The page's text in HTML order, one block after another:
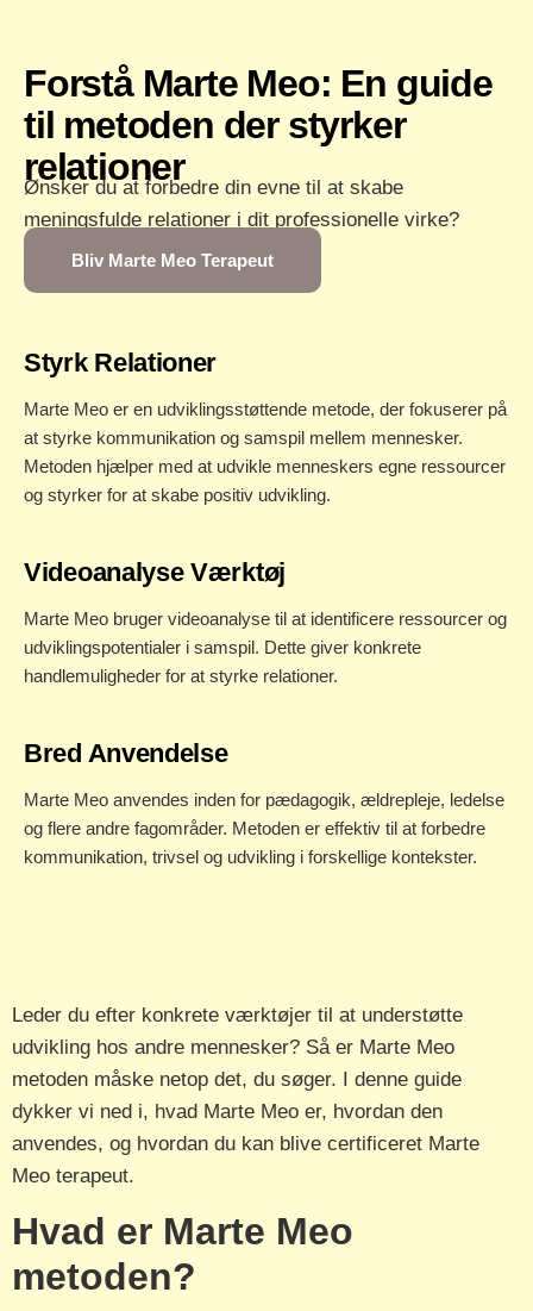
Forstå Marte Meo: En guide
til metoden der styrker
relationer
Ønsker du at forbedre din evne til at skabe
meningsfulde relationer i dit professionelle virke?
Bliv Marte Meo Terapeut
Styrk Relationer
Marte Meo er en udviklingsstøttende metode, der fokuserer på
at styrke kommunikation og samspil mellem mennesker.
Metoden hjælper med at udvikle menneskers egne ressourcer
og styrker for at skabe positiv udvikling.
Videoanalyse Værktøj
Marte Meo bruger videoanalyse til at identificere ressourcer og
udviklingspotentialer i samspil. Dette giver konkrete
handlemuligheder for at styrke relationer.
Bred Anvendelse
Marte Meo anvendes inden for pædagogik, ældrepleje, ledelse
og flere andre fagområder. Metoden er effektiv til at forbedre
kommunikation, trivsel og udvikling i forskellige kontekster.
Leder du efter konkrete værktøjer til at understøtte
udvikling hos andre mennesker? Så er Marte Meo
metoden måske netop det, du søger. I denne guide
dykker vi ned i, hvad Marte Meo er, hvordan den
anvendes, og hvordan du kan blive certificeret Marte
Meo terapeut.
Hvad er Marte Meo
metoden?